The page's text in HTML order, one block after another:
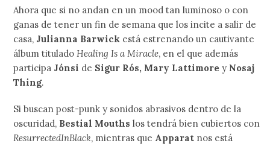
Ahora que si no andan en un mood tan luminoso o con
ganas de tener un fin de semana que los incite a salir de
casa, Julianna Barwick está estrenando un cautivante
álbum tituladoHealing Is a Miracle, en el que además
participa Jónsi de Sigur Rós, Mary Lattimore y Nosaj
Thing.
Si buscan post-punk y sonidos abrasivos dentro de la
oscuridad, Bestial Mouths los tendrá bien cubiertos con
ResurrectedInBlack, mientras que Apparat nos está